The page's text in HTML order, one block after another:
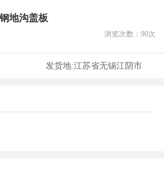
地沟盖板
浏览次数： 90次
发货地:江苏省无锡江阴市